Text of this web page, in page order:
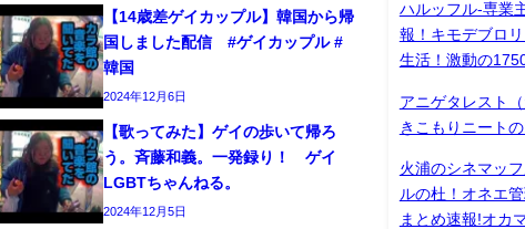
【14歳差ゲイカップル】韓国から帰
国しました配信 #ゲイカップル #
韓国
2024年12月6日
【歌ってみた】ゲイの歩いて帰ろ
う。斉藤和義。一発録り！ ゲイ
LGBTちゃんねる。
2024年12月5日
ハルッフル-専業
報！キモデブロ
生活！激動の
アニゲタレスト
きこもりニート
火浦のシネマッ
ルの杜！オネエ
まとめ速報!オカ